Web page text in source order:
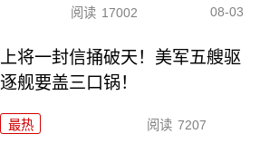
阅读 17002 08-03
上将一封信捅破天！美军五艘驱
逐舰要盖三口锅！
最热 阅读 7207